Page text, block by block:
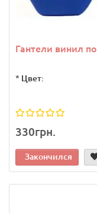
Гантели винил
* Цвет:
330грн.
Закончился